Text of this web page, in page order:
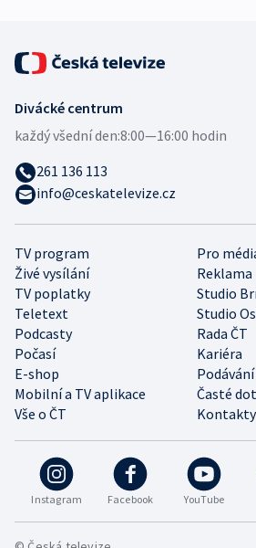
Instagram Facebook YouTube
TV program
Pro
Živé vysílání
Reklama
TV poplatky
Studio
Teletext
Studio
Podcasty
Rada ČT
Počasí
Kariéra
E-shop
Mobilní a TV aplikace
Časté
Vše o ČT
Kontakty
Divácké centrum
každý všední den:8:00—16:00 hodin
261 136 113
info@ceskatelevize.cz